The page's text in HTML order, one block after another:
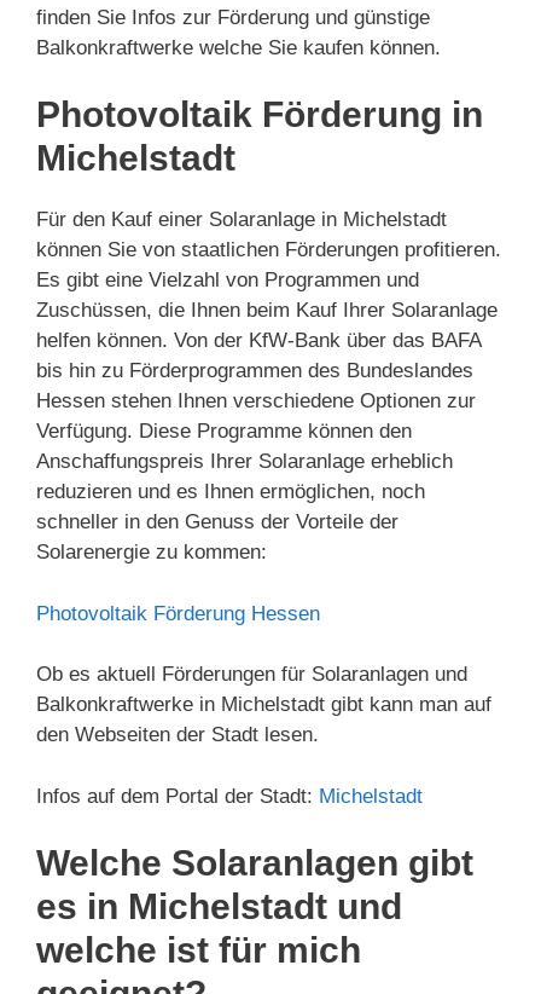
finden Sie Infos zur Förderung und günstige
Balkonkraftwerke welche Sie kaufen können.
Photovoltaik Förderung in
Michelstadt
Für den Kauf einer Solaranlage in Michelstadt
können Sie von staatlichen Förderungen profitieren.
Es gibt eine Vielzahl von Programmen und
Zuschüssen, die Ihnen beim Kauf Ihrer Solaranlage
helfen können. Von der KfW-Bank über das BAFA
bis hin zu Förderprogrammen des Bundeslandes
Hessen stehen Ihnen verschiedene Optionen zur
Verfügung. Diese Programme können den
Anschaffungspreis Ihrer Solaranlage erheblich
reduzieren und es Ihnen ermöglichen, noch
schneller in den Genuss der Vorteile der
Solarenergie zu kommen:
Photovoltaik Förderung Hessen
Ob es aktuell Förderungen für Solaranlagen und
Balkonkraftwerke in Michelstadt gibt kann man auf
den Webseiten der Stadt lesen.
Infos auf dem Portal der Stadt: Michelstadt
Welche Solaranlagen gibt
es in Michelstadt und
welche ist für mich